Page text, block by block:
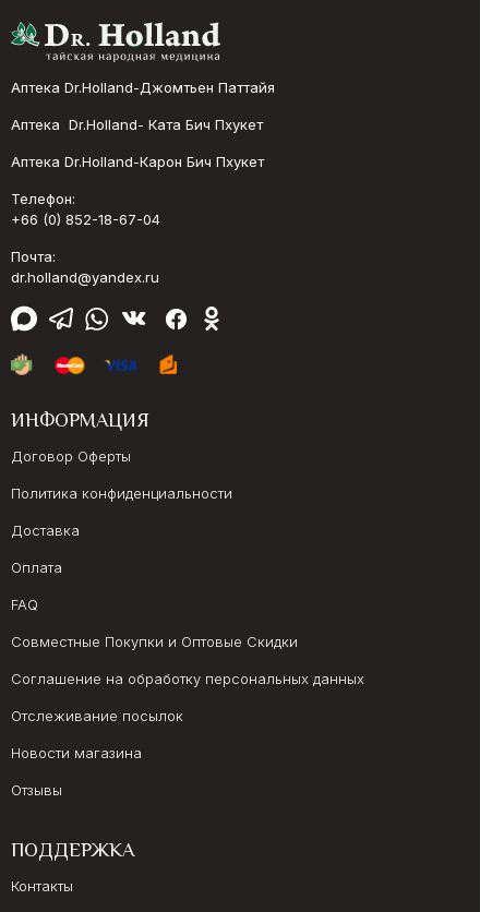
Аптека Dr.Holland-Джомтьен Паттайя
Аптека Dr.Holland- Ката Бич Пхукет
Аптека Dr.Holland-Карон Бич Пхукет
Телефон:
+66 (0) 852-18-67-04
Почта:
dr.holland@yandex.ru
ИНФОРМАЦИЯ
Договор Оферты
Политика конфиденциальности
Доставка
Оплата
FAQ
Совместные Покупки и Оптовые Скидки
Соглашение на обработку персональных данных
Отслеживание посылок
Новости магазина
Отзывы
ПОДДЕРЖКА
Контакты